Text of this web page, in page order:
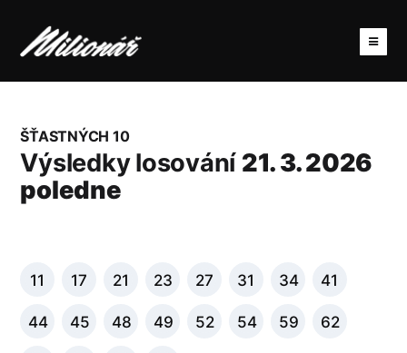
ŠŤASTNÝCH 10
Výsledky losování 21. 3. 2026
poledne
11 17 21 23 27 31 34 41
44 45 48 49 52 54 59 62